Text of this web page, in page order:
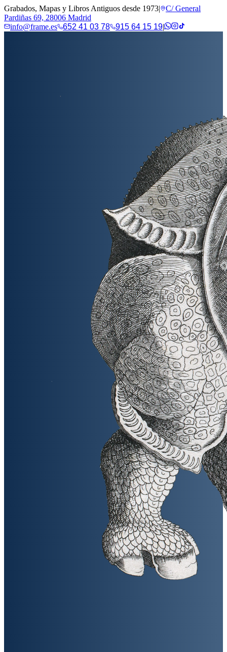
Grabados, Mapas y Libros Antiguos desde 1973|
C/ General
Pardiñas 69, 28006 Madrid
info@frame.es
652 41 03 78 915 64 15 19|